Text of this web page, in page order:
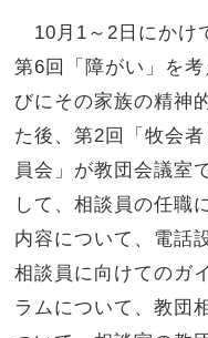
10月1～2日にかけ
第6回「障がい」を
びにその家族の精神
た後、第2回「牧会
員会」が教団会議
して、相談員の任職
内容について、電話
相談員に向けてのガ
ラムについて、教団